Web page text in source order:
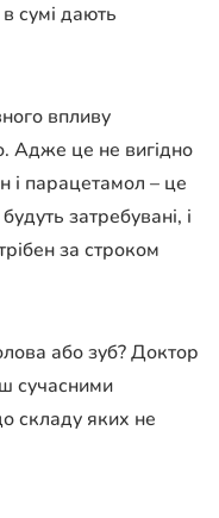
в сумі дають
впливу
Адже це не вигідно
і парацетамол – це
затребувані, і
за строком
або зуб? Доктор
сучасними
складу яких не